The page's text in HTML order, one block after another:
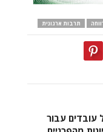
תרבות ארגונית
עובדים עבור